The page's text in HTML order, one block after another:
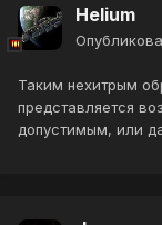
Helium
Таким нехитрым
представляется
допустимым, или